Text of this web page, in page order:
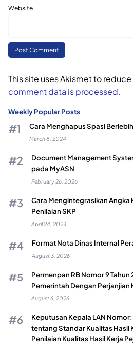
Website
This site uses Akismet to
comment data is processed.
Weekly Popular Posts
Cara Menghapus Spasi
March 8, 2024
Document Management
pada MyASN
February 26, 2026
Cara Mengintegrasikan Angka
Penilaian SKP
April 24, 2024
Format Nota Dinas Internal
August 3, 2026
Permenpan RB Nomor 9
Pemerintah Dengan Perjanjian
August 6, 2026
Keputusan Kepala LAN
tentang Standar Kualitas Hasil
Penilaian Kualitas Hasil Kerja